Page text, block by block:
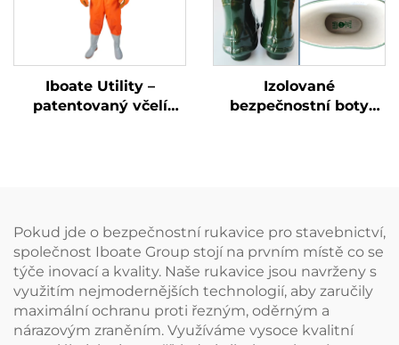
Iboate Utility –
patentovaný včelí
Izolované
bezpečnostní boty
Pokud jde o bezpečnostní rukavice pro stavebnictví,
společnost Iboate Group stojí na prvním místě co se
týče inovací a kvality. Naše rukavice jsou navrženy s
využitím nejmodernějších technologií, aby zaručily
maximální ochranu proti řezným, oděrným a
nárazovým zraněním. Využíváme vysoce kvalitní